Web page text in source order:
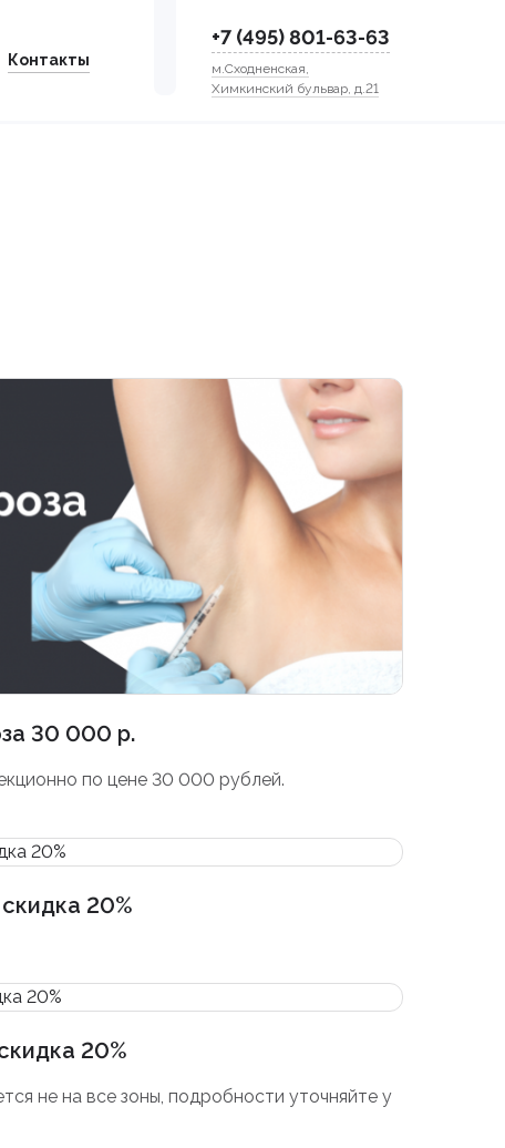
Контакты
+7 (495) 801-63-63
м.Сходненская,
Химкинский бульвар, д.21
30 000 р.
по цене 30 000 рублей.
20%
20%
не на все зоны, подробности уточняйте у